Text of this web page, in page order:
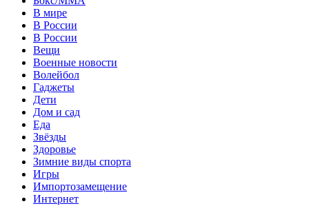
В мире
В России
В России
Вещи
Военные новости
Волейбол
Гаджеты
Дети
Дом и сад
Еда
Звёзды
Здоровье
Зимние виды спорта
Игры
Импортозамещение
Интернет